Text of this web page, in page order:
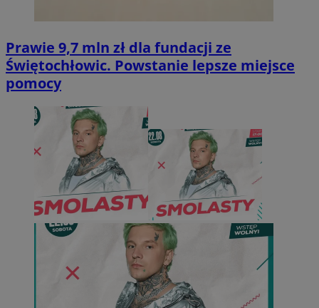
Prawie 9,7 mln zł dla fundacji ze
Świętochłowic. Powstanie lepsze miejsce
pomocy